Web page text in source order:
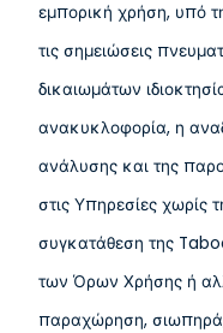
εμπορική χρήση, υπό
τις σημειώσεις
δικαιωμάτων
ανακυκλοφορία, η
ανάλυσης και της
στις Υπηρεσίες χωρίς
συγκατάθεση της
των Όρων Χρήσης ή
παραχώρηση,